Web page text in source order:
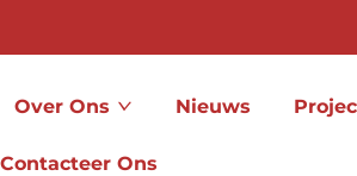
Over Ons Nieuws
Contacteer Ons